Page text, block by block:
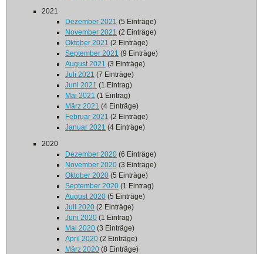
2021
Dezember 2021 (5 Einträge)
November 2021 (2 Einträge)
Oktober 2021 (2 Einträge)
September 2021 (9 Einträge)
August 2021 (3 Einträge)
Juli 2021 (7 Einträge)
Juni 2021 (1 Eintrag)
Mai 2021 (1 Eintrag)
März 2021 (4 Einträge)
Februar 2021 (2 Einträge)
Januar 2021 (4 Einträge)
2020
Dezember 2020 (6 Einträge)
November 2020 (3 Einträge)
Oktober 2020 (5 Einträge)
September 2020 (1 Eintrag)
August 2020 (5 Einträge)
Juli 2020 (2 Einträge)
Juni 2020 (1 Eintrag)
Mai 2020 (3 Einträge)
April 2020 (2 Einträge)
März 2020 (8 Einträge)